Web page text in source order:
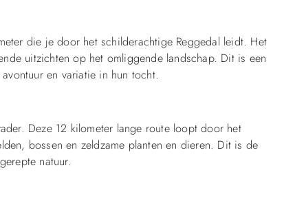
die je door het schilderachtige Reggedal leidt. Het
uitzichten op het omliggende landschap. Dit is een
en variatie in hun tocht.
Deze 12 kilometer lange route loopt door het
bossen en zeldzame planten en dieren. Dit is de
natuur.